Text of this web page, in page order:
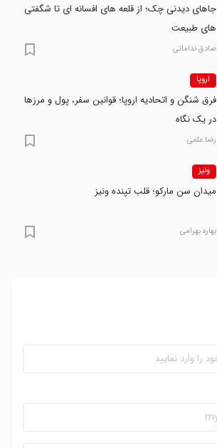
جاهای دیدنی چک؛ از قلعه های افسانه ای تا شگفتی
های طبیعت
صادق نداماتی
اروپا
فرق شنگن و اتحادیه اروپا؛ قوانین سفر، پول و مرزها
در یک نگاه
رضا علمی
ونیز
میدان سن مارکو؛ قلب تپنده ونیز
بهاره بهرامی